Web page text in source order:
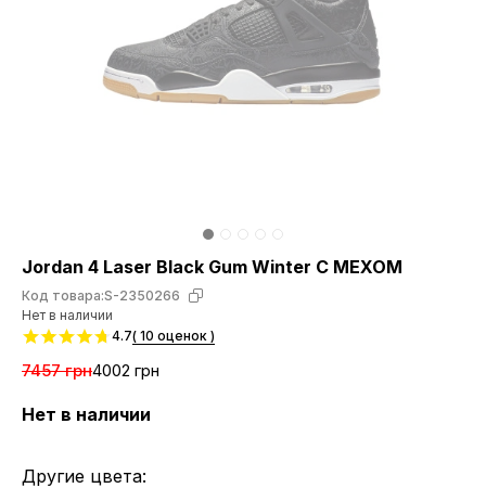
Jordan 4 Laser Black Gum Winter С МЕХОМ
Код товара:S-2350266
Нет в наличии
4.7( 10 оценок )
7457 грн4002 грн
Нет в наличии
Другие цвета: